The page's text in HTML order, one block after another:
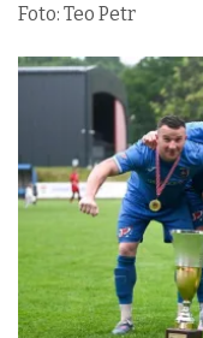
Foto: Teo Petr